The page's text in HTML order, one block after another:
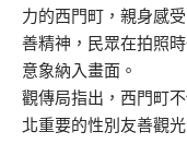
力的西門町，親身感
善精神，民眾在拍照
意象納入畫面。
觀傳局指出，西門町
北重要的性別友善觀